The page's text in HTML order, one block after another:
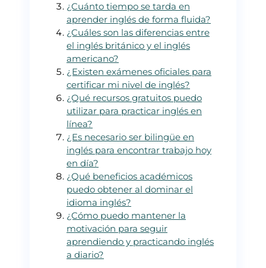
¿Cuánto tiempo se tarda en
aprender inglés de forma fluida?
¿Cuáles son las diferencias entre
el inglés británico y el inglés
americano?
¿Existen exámenes oficiales para
certificar mi nivel de inglés?
¿Qué recursos gratuitos puedo
utilizar para practicar inglés en
línea?
¿Es necesario ser bilingüe en
inglés para encontrar trabajo hoy
en día?
¿Qué beneficios académicos
puedo obtener al dominar el
idioma inglés?
¿Cómo puedo mantener la
motivación para seguir
aprendiendo y practicando inglés
a diario?